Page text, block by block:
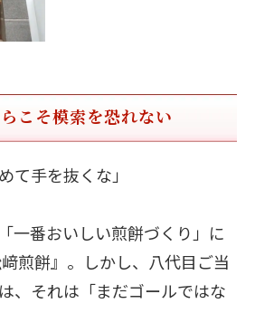
こそ模索を恐れない
て手を抜くな」
一番おいしい煎餅づくり」に
煎餅』。しかし、八代目ご当
、それは「まだゴールではな